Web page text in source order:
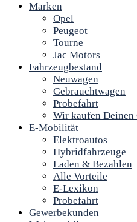
Marken
Opel
Peugeot
Tourne
Jac Motors
Fahrzeugbestand
Neuwagen
Gebrauchtwagen
Probefahrt
Wir kaufen Deinen
E-Mobilität
Elektroautos
Hybridfahrzeuge
Laden & Bezahlen
Alle Vorteile
E-Lexikon
Probefahrt
Gewerbekunden